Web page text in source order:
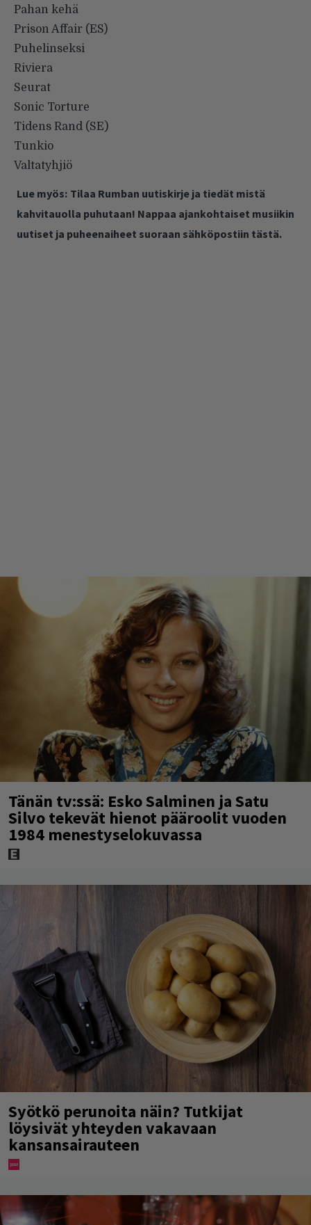
Pahan kehä
Prison Affair (ES)
Puhelinseksi
Riviera
Seurat
Sonic Torture
Tidens Rand (SE)
Tunkio
Valtatyhjiö
Lue myös: Tilaa Rumban uutiskirje ja tiedät mistä
kahvitauolla puhutaan! Nappaa ajankohtaiset musiikin
uutiset ja puheenaiheet suoraan sähköpostiin tästä.
Tänän tv:ssä: Esko Salminen ja Satu
Silvo tekevät hienot pääroolit vuoden
1984 menestyselokuvassa
Syötkö perunoita näin? Tutkijat
löysivät yhteyden vakavaan
kansansairauteen